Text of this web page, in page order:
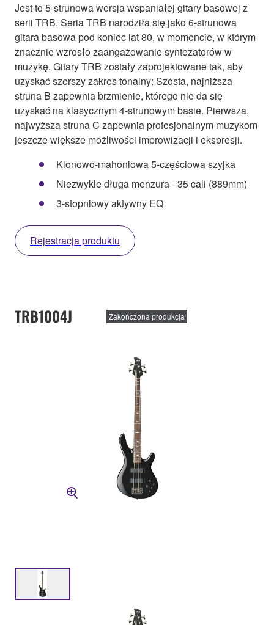
Jest to 5-strunowa wersja wspaniałej gitary basowej z
serii TRB. Seria TRB narodziła się jako 6-strunowa
gitara basowa pod koniec lat 80, w momencie, w którym
znacznie wzrosło zaangażowanie syntezatorów w
muzykę. Gitary TRB zostały zaprojektowane tak, aby
uzyskać szerszy zakres tonalny: Szósta, najniższa
struna B zapewnia brzmienie, którego nie da się
uzyskać na klasycznym 4-strunowym basie. Pierwsza,
najwyższa struna C zapewnia profesjonalnym muzykom
jeszcze większe możliwości improwizacji i ekspresji.
Klonowo-mahoniowa 5-częściowa szyjka
Niezwykle długa menzura - 35 cali (889mm)
3-stopniowy aktywny EQ
Rejestracja produktu
TRB1004J Zakończona produkcja